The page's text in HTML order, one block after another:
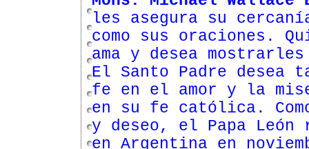
les asegura su
como sus oraciones.
ama y desea
El Santo Padre desea
fe en el amor y la
en su fe católica.
y deseo, el Papa
en Argentina en